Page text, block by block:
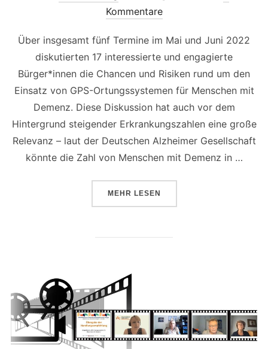
am
Kommentare
Über insgesamt fünf Termine im Mai und Juni 2022
diskutierten 17 interessierte und engagierte
Bürger*innen die Chancen und Risiken rund um den
Einsatz von GPS-Ortungssystemen für Menschen mit
Demenz. Diese Diskussion hat auch vor dem
Hintergrund steigender Erkrankungszahlen eine große
Relevanz – laut der Deutschen Alzheimer Gesellschaft
könnte die Zahl von Menschen mit Demenz in …
MEHR ÜBER „INNOVATIVES ONLINE-
LESEN